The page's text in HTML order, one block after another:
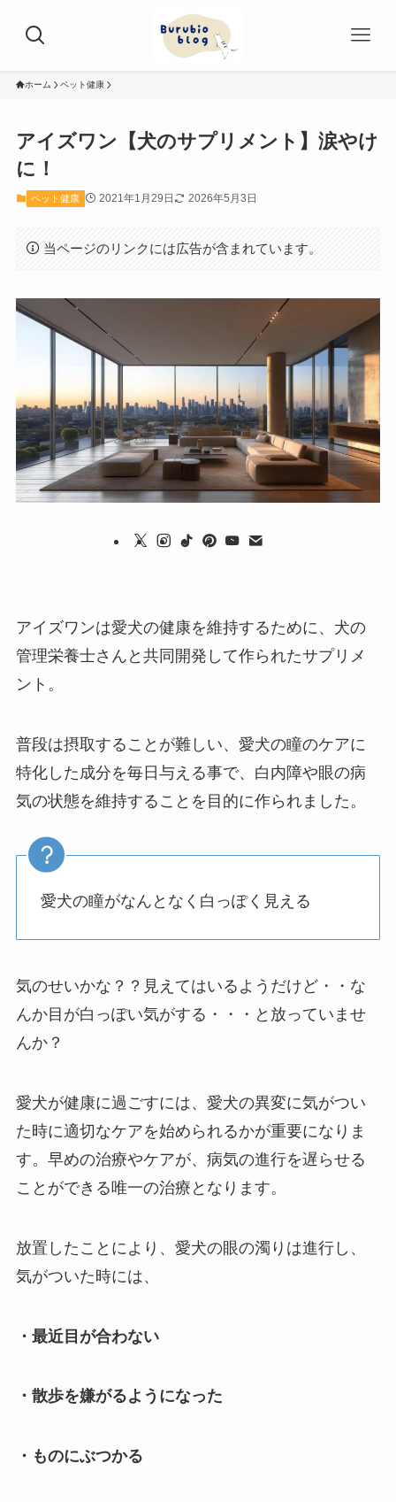
ホーム ペット健康
アイズワン【犬のサプリメント】涙やけ
に！
ペット健康 2021年1月29日 2026年5月3日
当ページのリンクには広告が含まれています。
アイズワンは愛犬の健康を維持するために、犬の
管理栄養士さんと共同開発して作られたサプリメ
ント。
普段は摂取することが難しい、愛犬の瞳のケアに
特化した成分を毎日与える事で、白内障や眼の病
気の状態を維持することを目的に作られました。
愛犬の瞳がなんとなく白っぽく見える
気のせいかな？？見えてはいるようだけど・・な
んか目が白っぽい気がする・・・と放っていませ
んか？
愛犬が健康に過ごすには、愛犬の異変に気がつい
た時に適切なケアを始められるかが重要になりま
す。早めの治療やケアが、病気の進行を遅らせる
ことができる唯一の治療となります。
放置したことにより、愛犬の眼の濁りは進行し、
気がついた時には、
・最近目が合わない
・散歩を嫌がるようになった
・ものにぶつかる